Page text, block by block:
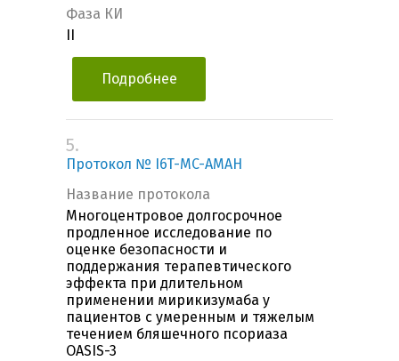
Фаза КИ
Подробнее
5.
Протокол № I6T-MC-AMAH
Название протокола
Многоцентровое долгосрочное
продленное исследование по
оценке безопасности и
поддержания терапевтического
эффекта при длительном
применении мирикизумаба у
пациентов с умеренным и тяжелым
течением бляшечного псориаза
OASIS-3